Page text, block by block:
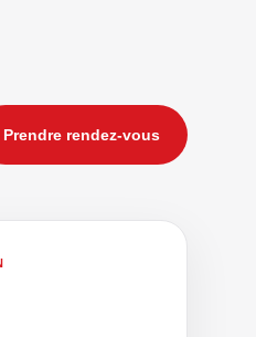
Prendre rendez-vous